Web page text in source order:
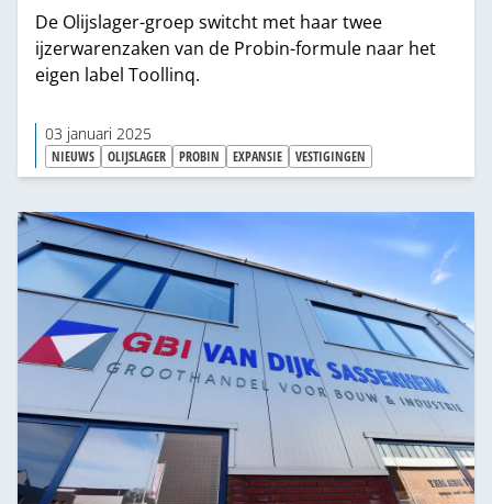
De Olijslager-groep switcht met haar twee
ijzerwarenzaken van de Probin-formule naar het
eigen label Toollinq.
03 januari 2025
NIEUWS OLIJSLAGER PROBIN EXPANSIE VESTIGINGEN